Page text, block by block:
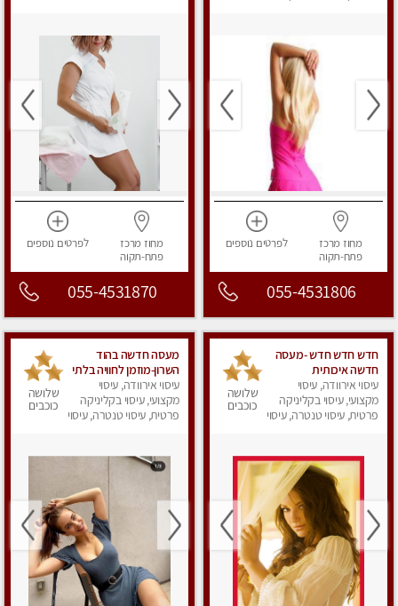
מחוז מרכז
פתח-תקוה
לפרטים נוספים
055-4531806
מחוז מרכז
פתח-תקוה
לפרטים נוספים
055-4531870
חדש חדש חדש -מעסה
חדשה איכותית
ומקצועית מומלץ מאוד
מאוד !
עיסוי אירוודה, עיסוי
מקצועי, עיסוי בקליניקה
פרטית, עיסוי טנטרה, עיסוי
שלושה
כוכבים
מעסה חדשה בהוד
השרון-מוזמן לחוויה בלתי
נשכחת!!!עיסוי מפנק
ביותר במקום פרטי
לחלוטין!
עיסוי אירוודה, עיסוי
מקצועי, עיסוי בקליניקה
פרטית, עיסוי טנטרה, עיסוי
שלושה
כוכבים